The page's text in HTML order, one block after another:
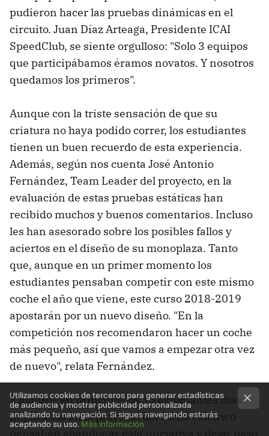
pudieron hacer las pruebas dinámicas en el
circuito. Juan Díaz Arteaga, Presidente ICAI
SpeedClub, se siente orgulloso: "Solo 3 equipos
que participábamos éramos novatos. Y nosotros
quedamos los primeros".
Aunque con la triste sensación de que su
criatura no haya podido correr, los estudiantes
tienen un buen recuerdo de esta experiencia.
Además, según nos cuenta José Antonio
Fernández, Team Leader del proyecto, en la
evaluación de estas pruebas estáticas han
recibido muchos y buenos comentarios. Incluso
les han asesorado sobre los posibles fallos y
aciertos en el diseño de su monoplaza. Tanto
que, aunque en un primer momento los
estudiantes pensaban competir con este mismo
coche el año que viene, este curso 2018-2019
apostarán por un nuevo diseño. "En la
competición nos recomendaron hacer un coche
más pequeño, así que vamos a empezar otra vez
de nuevo", relata Fernández.
Y aunque en principio los 15 estudiantes más
implicados en el proyecto del coche eléctrico
pensaban abandonar esta iniciativa y dejar paso
Utilizamos cookies de terceros para generar estadísticas
de audiencia y mostrar publicidad personalizada
analizando tu navegación. Si sigues navegando estarás
aceptando su uso.Más información